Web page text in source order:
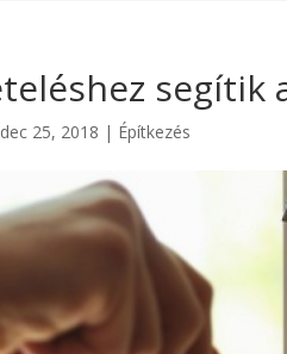
segítik
dec 25, 2018 | Építkezés